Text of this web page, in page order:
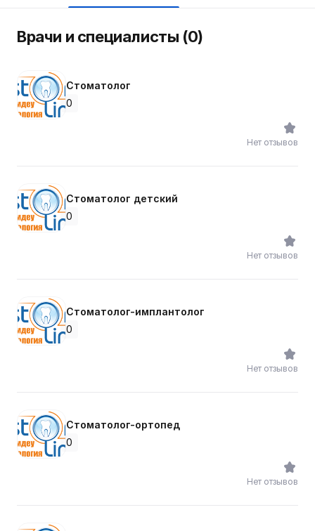
Врачи и специалисты (0)
Стоматолог
0
Нет отзывов
Стоматолог детский
0
Нет отзывов
Стоматолог-имплантолог
0
Нет отзывов
Стоматолог-ортопед
0
Нет отзывов